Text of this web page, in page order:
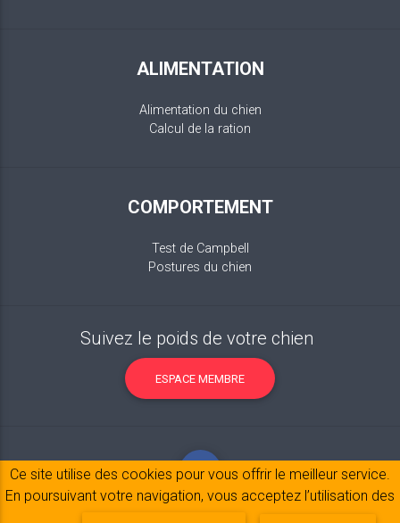
ALIMENTATION
Alimentation du chien
Calcul de la ration
COMPORTEMENT
Test de Campbell
Postures du chien
Suivez le poids de votre chien
ESPACE MEMBRE
Ce site utilise des cookies pour vous offrir le meilleur service.
En poursuivant votre navigation, vous acceptez l’utilisation des